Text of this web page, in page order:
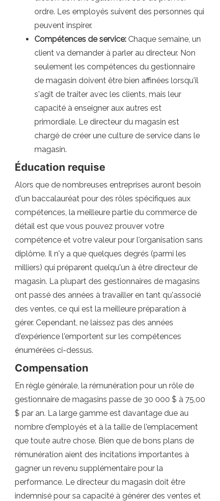
ordre. Les employés suivent des personnes qui
peuvent inspirer.
Compétences de service: Chaque semaine, un
client va demander à parler au directeur. Non
seulement les compétences du gestionnaire
de magasin doivent être bien affinées lorsqu'il
s'agit de traiter avec les clients, mais leur
capacité à enseigner aux autres est
primordiale. Le directeur du magasin est
chargé de créer une culture de service dans le
magasin.
Éducation requise
Alors que de nombreuses entreprises auront besoin
d'un baccalauréat pour des rôles spécifiques aux
compétences, la meilleure partie du commerce de
détail est que vous pouvez prouver votre
compétence et votre valeur pour l'organisation sans
diplôme. Il n'y a que quelques degrés (parmi les
milliers) qui préparent quelqu'un à être directeur de
magasin. La plupart des gestionnaires de magasins
ont passé des années à travailler en tant qu'associé
des ventes, ce qui est la meilleure préparation à
gérer. Cependant, ne laissez pas des années
d'expérience l'emportent sur les compétences
énumérées ci-dessus.
Compensation
En règle générale, la rémunération pour un rôle de
gestionnaire de magasins passe de 30 000 $ à 75,00
$ par an. La large gamme est davantage due au
nombre d'employés et à la taille de l'emplacement
que toute autre chose. Bien que de bons plans de
rémunération aient des incitations importantes à
gagner un revenu supplémentaire pour la
performance. Le directeur du magasin doit être
indemnisé pour sa capacité à générer des ventes et